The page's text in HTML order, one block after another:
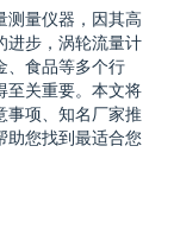
测量仪器，因其高
进步，涡轮流量计
、食品等多个行
至关重要。本文将
事项、知名厂家推
助您找到最适合您